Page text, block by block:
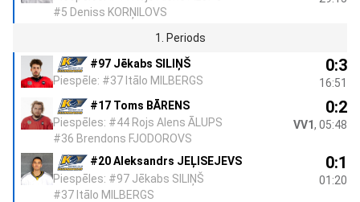
#5 Deniss KORŅILOVS
1. Periods
#97 Jēkabs SILIŅŠ
Piespēle: #37 Itālo MILBERGS
0:3
16:51
#17 Toms BĀRENS
Piespēles: #44 Rojs Alens ĀLUPS
#36 Brendons FJODOROVS
0:2
VV1, 05:48
#20 Aleksandrs JEĻISEJEVS
Piespēles: #97 Jēkabs SILIŅŠ
#37 Itālo MILBERGS
0:1
01:20